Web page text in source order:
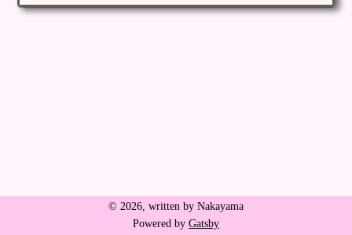
© 2026, written by Nakayama
Powered by Gatsby